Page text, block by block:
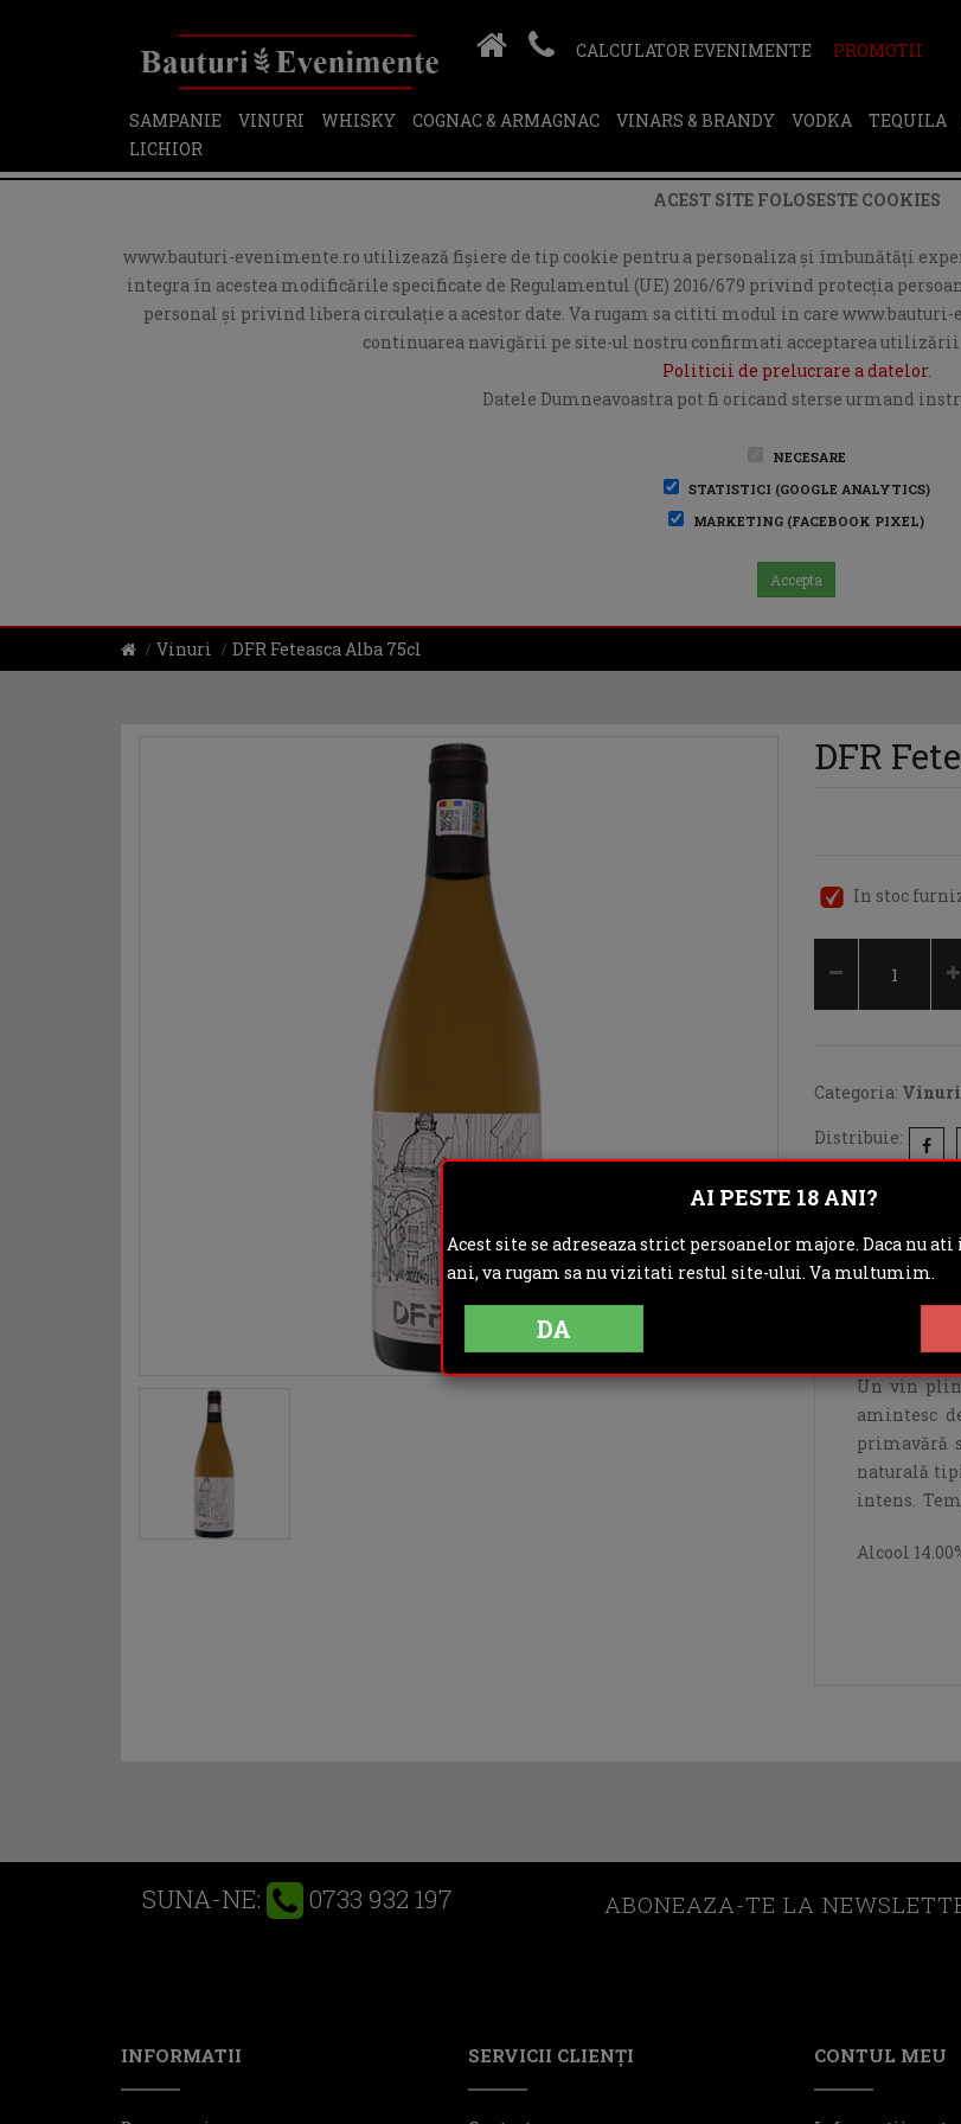
CALCULATOR EVENIMENTE PROMOTII
SAMPANIE VINURI WHISKY COGNAC & ARMAGNAC VINARS & BRANDY VODKA TEQUILA
LICHIOR
ACEST SITE FOLOSESTE COOKIES
www.bauturi-evenimente.ro utilizează fişiere de tip cookie pentru a personaliza și îmbunătăți
integra în acestea modificările specificate de Regulamentul (UE) 2016/679 privind protecția
personal și privind libera circulație a acestor date. Va rugam sa cititi modul in care
continuarea navigării pe site-ul nostru confirmati acceptarea
Politicii de prelucrare a datelor.
Datele Dumneavoastra pot fi oricand sterse urmand
NECESARE
STATISTICI (GOOGLE ANALYTICS)
MARKETING (FACEBOOK PIXEL)
Accepta
Vinuri DFR Feteasca Alba 75cl
DFR
In stoc
Categoria: Vinuri
Distribuie:
Rating:
DESCRIERE
OPINII (0)
Un vin plin
amintesc
primavără
naturală
intens.
Alcool
SUNA-NE: 0733 932 197 ABONEAZA-TE LA
INFORMATII SERVICII CLIENŢI CONTUL MEU
AI PESTE 18 ANI?
Acest site se adreseaza strict persoanelor majore. Daca nu
ani, va rugam sa nu vizitati restul site-ului. Va multumim.
DA